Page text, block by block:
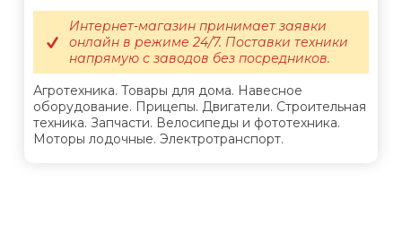
Агротехника. Товары для дома. Навесное
оборудование. Прицепы. Двигатели. Строительная
техника. Запчасти. Велосипеды и фототехника.
Моторы лодочные. Электротранспорт.
Интернет-магазин принимает заявки
онлайн в режиме 24/7. Поставки техники
напрямую с заводов без посредников.